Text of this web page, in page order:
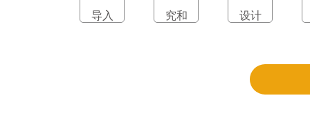
导入
究和
设计